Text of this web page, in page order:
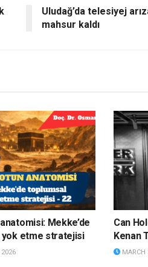
Uludağ’da telesiyej
mahsur kaldı
Mekke’de
yok etme stratejisi
Can
Kenan
MARCH